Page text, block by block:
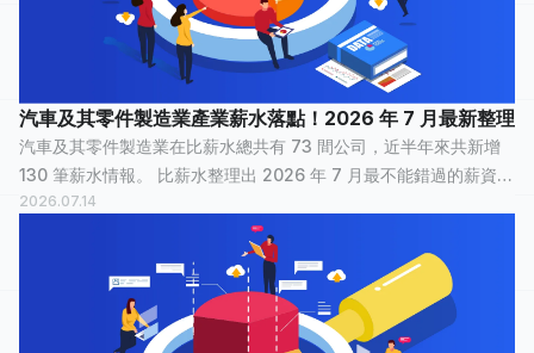
汽車及其零件製造業產業薪水落點！2026 年 7 月最新整理
汽車及其零件製造業在比薪水總共有 73 間公司，近半年來共新增
130 筆薪水情報。 比薪水整理出 2026 年 7 月最不能錯過的薪資情
報，讓正在物色新工作的大家，可以快速了解汽車及其零件製造業
2026.07.14